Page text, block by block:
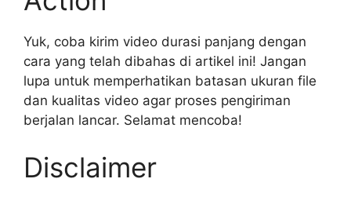
Yuk, coba kirim video durasi panjang dengan
cara yang telah dibahas di artikel ini! Jangan
lupa untuk memperhatikan batasan ukuran file
dan kualitas video agar proses pengiriman
berjalan lancar. Selamat mencoba!
Disclaimer